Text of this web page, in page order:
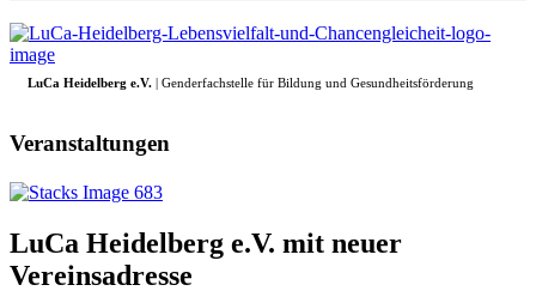
LuCa Heidelberg e.V. | Genderfachstelle für Bildung und Gesundheitsförderung
Veranstaltungen
LuCa Heidelberg e.V. mit neuer
Vereinsadresse